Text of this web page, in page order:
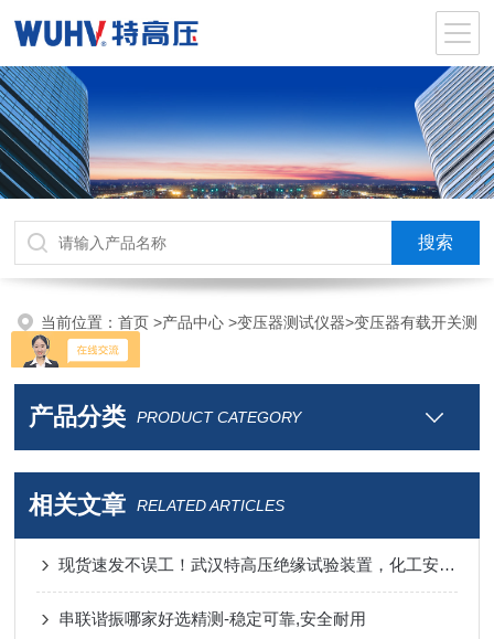
当前位置：首页>产品中心>变压器测试仪器>变压器有载开关测
试仪
产品分类 PRODUCT CATEGORY
相关文章 RELATED ARTICLES
现货速发不误工！武汉特高压绝缘试验装置，化工安全检测零等待​
串联谐振哪家好选精测-稳定可靠,安全耐用